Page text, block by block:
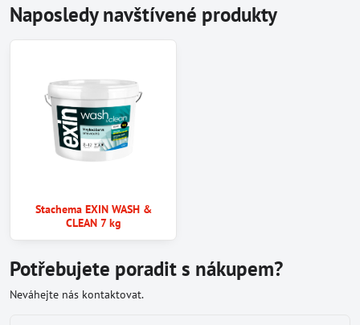
Naposledy navštívené produkty
Stachema EXIN WASH &
CLEAN 7 kg
Potřebujete poradit s nákupem?
Neváhejte nás kontaktovat.